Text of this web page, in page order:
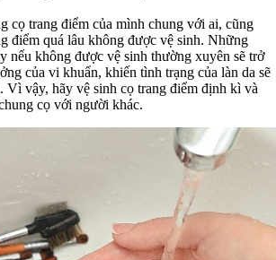
cọ trang điểm của mình chung với ai, cũng
điểm quá lâu không được vệ sinh. Những
nếu không được vệ sinh thường xuyên sẽ trở
của vi khuẩn, khiến tình trạng của làn da sẽ
Vì vậy, hãy vệ sinh cọ trang điểm định kì và
cọ với người khác.